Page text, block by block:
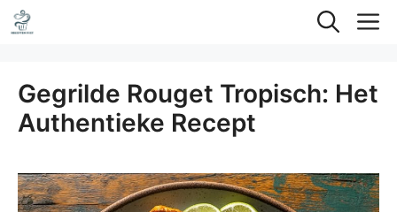
Ga
naar
inhoud
Gegrilde Rouget Tropisch: Het
Authentieke Recept